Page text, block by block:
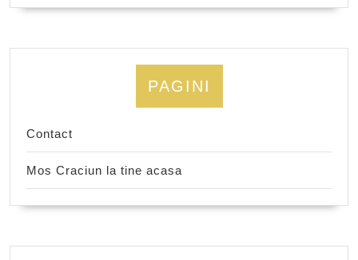
PAGINI
Contact
Mos Craciun la tine acasa